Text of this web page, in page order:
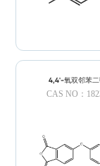
4,4'-氧双邻苯
CAS NO：